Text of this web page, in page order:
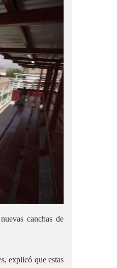
canchas de
explicó que estas